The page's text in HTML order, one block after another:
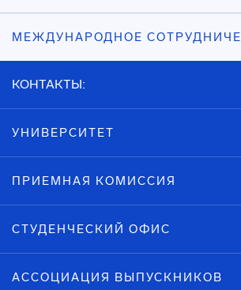
МЕЖДУНАРОДНОЕ
КОНТАКТЫ:
УНИВЕРСИТЕТ
ПРИЕМНАЯ КОМИССИЯ
СТУДЕНЧЕСКИЙ ОФИС
АССОЦИАЦИЯ ВЫПУСКНИКОВ